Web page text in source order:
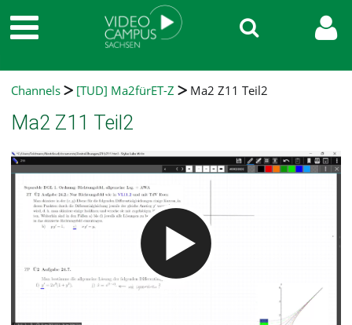
Channels [TUD] Ma2fürET-Z Ma2 Z11 Teil2
Ma2 Z11 Teil2